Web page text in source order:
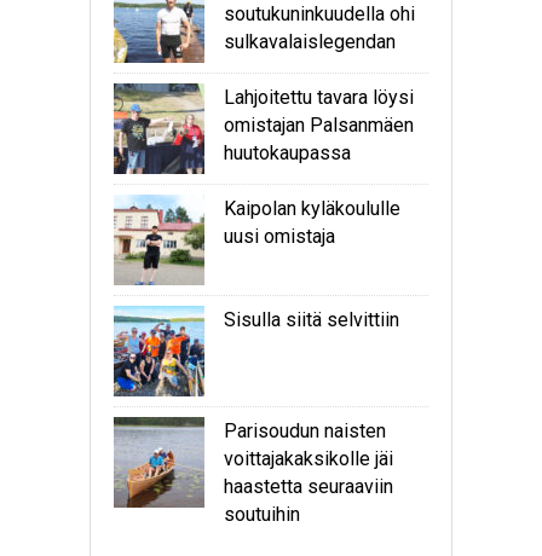
soutukuninkuudella ohi
sulkavalaislegendan
Lahjoitettu tavara löysi
omistajan Palsanmäen
huutokaupassa
Kaipolan kyläkoululle
uusi omistaja
Sisulla siitä selvittiin
Parisoudun naisten
voittajakaksikolle jäi
haastetta seuraaviin
soutuihin